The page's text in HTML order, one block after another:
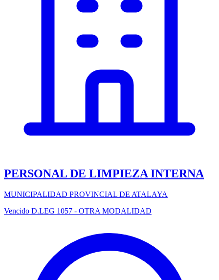
PERSONAL DE LIMPIEZA INTERNA
MUNICIPALIDAD PROVINCIAL DE ATALAYA
Vencido D.LEG 1057 - OTRA MODALIDAD